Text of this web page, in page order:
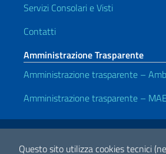
Questo sito utilizza cookies tecnici
Servizi Consolari e Visti
Contatti
Amministrazione Trasparente
Amministrazione trasparente –
Amministrazione trasparente –
Link Utili